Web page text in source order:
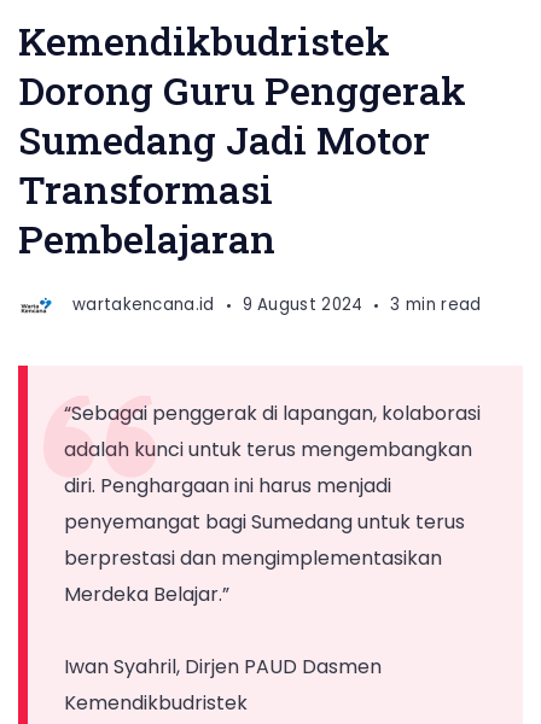
Kemendikbudristek
Iwan
Syahril
lesehan
bersama
penggerak
Cimalaka,
Kabupaten
Sumedang,
pada
Kamis
Agustus
2024.
Kemendikbudristek
Dorong Guru Penggerak
Sumedang Jadi Motor
Transformasi
Pembelajaran
wartakencana.id 9 August 2024 3 min read
“Sebagai penggerak di lapangan, kolaborasi
adalah kunci untuk terus mengembangkan
diri. Penghargaan ini harus menjadi
penyemangat bagi Sumedang untuk terus
berprestasi dan mengimplementasikan
Merdeka Belajar.”
Iwan Syahril, Dirjen PAUD Dasmen
Kemendikbudristek